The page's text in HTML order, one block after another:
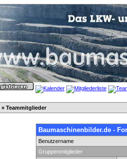
» Teammitglieder
Baumaschinenbilder.de -
Benutzername
Gruppenmitglieder